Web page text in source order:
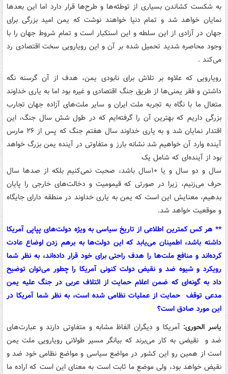
به شکست کشاندن بسیاری از توطئه‌ها و طرح‌ها قرار دارد اما این بعدها
نمایان خواهد شد و تمام دنیا خواهند نوشت که یمن امید بزرگی برای
جهان در آزادی از این سلطه و این استکبار است و تمام شروط جهان را با
وجود محاصره شدید تحمیل شده بر آن و این رویارویی سخت اقتصادی رد
می‌کند .
رویارویی که علاوه بر تلاش برای نابودی یمن، هدف از آن گرسنه نگه
داشتن و فقر یمنی‌ها از طریق جنگ اقتصادی و غیره بود اما به یاری خداوند
متعال ما با نگاه به تجربه ملت ایران و سایر ملت‌های آزاده جهان تجارب
بزرگی داریم که بهترین آن را گرفته‌ایم که در طول شش سال جنگ، این
اقتدار نمایان شد و به یاری خداوند سال هفتم جنگ که پس از ۲۶ مارس
آینده وارد آن خواهیم شد نشانه بارز و متفاوتی در آینده یمن بزرگ خواهد
بود از آینده‌ای که شامل یک
سال و دو سال و یا ۱۰سال باشد، صحبت نمی‌کنیم بلکه از صدها سال
حرف می‌زنیم، زیرا در صورتی که قیمومیت و دخالت‌های خارجی را پایان
بدهیم، معنایش این است که یمن به یاری خداوند در منطقه دارای جایگاه
و موقعیت خواهد شد.
** هر کس کمترین اطلاعی از تاریخ سیاسی به ویژه دولت‌های پپاپی آمریکا
داشته باشد، اطمینان می‌یابد که این دولت‌ها به برهم زدن اوضاع عادت
کرده‌اند و منافع ملت‌ها را هدف راحتی برای خود قرار داده‌اند، به نظر شما
رویکرد و شیوه ضد و نقیض دولت کنونی آمریکا را چطور می‌توان توضیح
داد به گونه‌ای که ضمن اعلام حمایت از ائتلاف عربی در جنگ علیه یمن
مدعی توقف حمایت از عملیات نظامی شده است، به نظر شما آمریکا در
این مورد صادق است؟
یاسر الحوری:آمریکا و دیگران الفاظ مشابه و متفاوتی دارند و عبارت‌های
ضد و نقیضی به کار می‌برند که بیانگر مسیر طولانی رویارویی ملت یمن
است از همین رو این کشور در مواضع سیاسی و مواضع نظامی خود ضد و
نقیض خواهد بود، ولی موضع ما ثابت است به معنای این است که اراده ما